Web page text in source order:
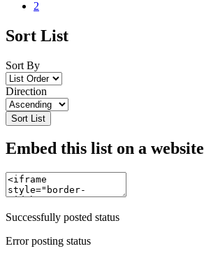
2
Sort List
Sort By
Direction
Sort List
Embed this list on a website
Successfully posted status
Error posting status